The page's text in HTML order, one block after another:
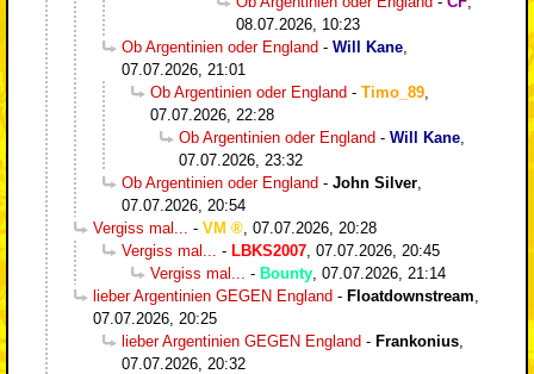
08.07.2026, 10:23
Ob Argentinien oder England - Will Kane
07.07.2026, 21:01
Ob Argentinien oder England - Timo_89
07.07.2026, 22:28
Ob Argentinien oder England - Will Kane
07.07.2026, 23:32
Ob Argentinien oder England - John Silver
07.07.2026, 20:54
Vergiss mal...
- VM
07.07.2026, 20:28
Vergiss mal...
- LBKS2007 07.07.2026, 20:45
Vergiss mal...
- Bounty 07.07.2026, 21:14
lieber Argentinien GEGEN England - Floatdownstream
07.07.2026, 20:25
lieber Argentinien GEGEN England - Frankonius
07.07.2026, 20:32